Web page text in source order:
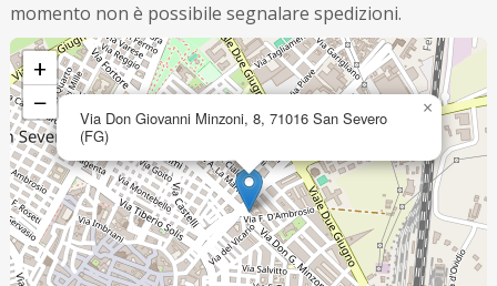
momento non è possibile segnalare spedizioni.
Via Don Giovanni Minzoni, 8, 71016 San Severo
(FG)
×
+
−